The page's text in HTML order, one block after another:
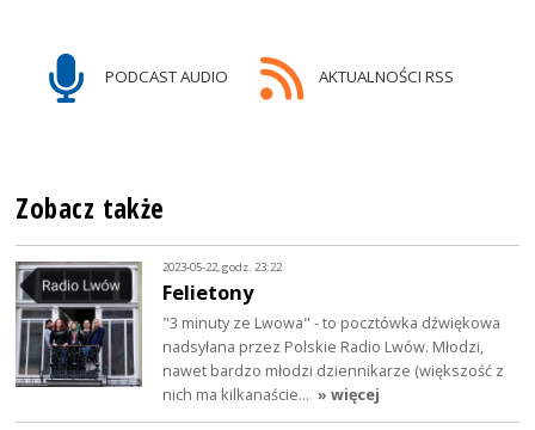
PODCAST AUDIO AKTUALNOŚCI RSS
Zobacz także
2023-05-22, godz. 23:22
Felietony
"3 minuty ze Lwowa" - to pocztówka dźwiękowa
nadsyłana przez Polskie Radio Lwów. Młodzi,
nawet bardzo młodzi dziennikarze (większość z
nich ma kilkanaście… » więcej